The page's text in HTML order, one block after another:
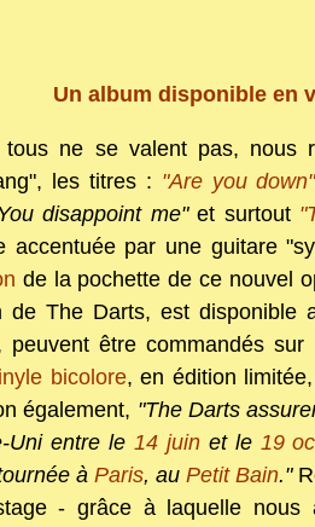
Un album disponible en
tous ne se valent pas, nous
les titres : "Are you down"
disappoint me" et surtout
accentuée par une guitare
de la pochette de ce nouvel
de The Darts, est disponible
peuvent être commandés sur
bicolore, en édition
également, "The Darts
Uni entre le 14 juin et le19
à Paris, au Petit Bain."
- grâce à laquelle nous